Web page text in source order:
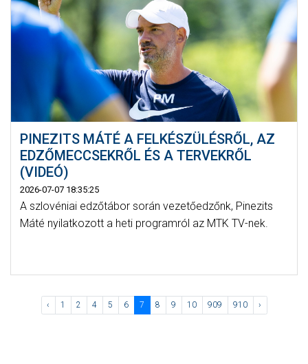
PINEZITS MÁTÉ A FELKÉSZÜLÉSRŐL, AZ
EDZŐMECCSEKRŐL ÉS A TERVEKRŐL
(VIDEÓ)
2026-07-07 18:35:25
A szlovéniai edzőtábor során vezetőedzőnk, Pinezits
Máté nyilatkozott a heti programról az MTK TV-nek.
‹ 1 2 4 5 6 7 8 9 10 909 910 ›